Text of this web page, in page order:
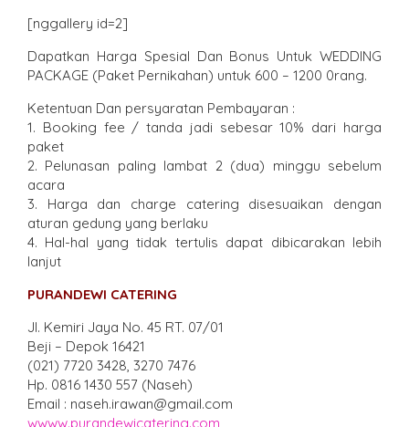
[nggallery id=2]
Dapatkan Harga Spesial Dan Bonus Untuk WEDDING
PACKAGE (Paket Pernikahan) untuk 600 – 1200 0rang.
Ketentuan Dan persyaratan Pembayaran :
1. Booking fee / tanda jadi sebesar 10% dari harga
paket
2. Pelunasan paling lambat 2 (dua) minggu sebelum
acara
3. Harga dan charge catering disesuaikan dengan
aturan gedung yang berlaku
4. Hal-hal yang tidak tertulis dapat dibicarakan lebih
lanjut
PURANDEWI CATERING
Jl. Kemiri Jaya No. 45 RT. 07/01
Beji – Depok 16421
(021) 7720 3428, 3270 7476
Hp. 0816 1430 557 (Naseh)
Email : naseh.irawan@gmail.com
wwww.purandewicatering.com